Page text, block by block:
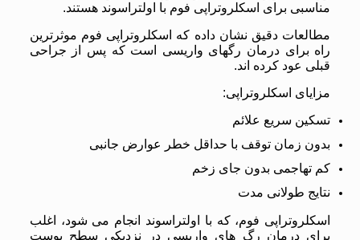
مناسبی برای اسکلروتراپی فوم با اولتراسوند هستند.
مطالعات دقیق نشان داده که اسکلروتراپی فوم موثرترین
راه برای درمان رگهای واریسی است که پس از جراحی
قبلی عود کرده اند.
مزایای اسکلروتراپی:
تسکین سریع علائم
بدون زمان توقف با حداقل خطر عوارض جانبی
کم تهاجمی بدون جای زخم
نتایج طولانی مدت
اسکلروتراپی فوم، که با اولتراسوند
انجام می شود، اغلب
برای درمان رگ های واریسی در نزدیکی سطح پوست